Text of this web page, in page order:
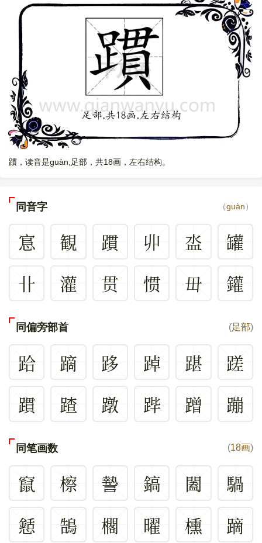
躀，读音是guàn,足部，共18画，左右结构。
同音字 （guàn）
悹 観 躀 丱 泴
罐
卝
灌 贯 惯 毌 鑵
同偏旁部首 (足部)
跲 蹢 跢 踔 踸
蹉
躀
蹅 蹾 跸 蹭 蹦
同笔画数 (18画)
竄 檫 謺 鎬 闔
騧
懖
鵠 櫊 曜 櫄 蹢